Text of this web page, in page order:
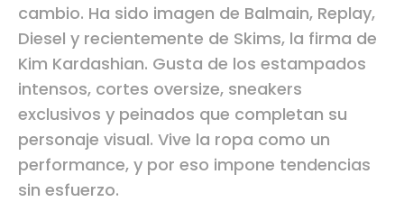
cambio. Ha sido imagen de Balmain, Replay,
Diesel y recientemente de Skims, la firma de
Kim Kardashian. Gusta de los estampados
intensos, cortes oversize, sneakers
exclusivos y peinados que completan su
personaje visual. Vive la ropa como un
performance, y por eso impone tendencias
sin esfuerzo.